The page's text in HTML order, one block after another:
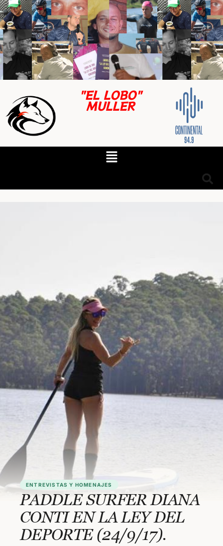
"EL LOBO"
MULLER
ENTREVISTAS Y HOMENAJES
PADDLE SURFER DIANA
CONTI EN LA LEY DEL
DEPORTE (24/9/17).